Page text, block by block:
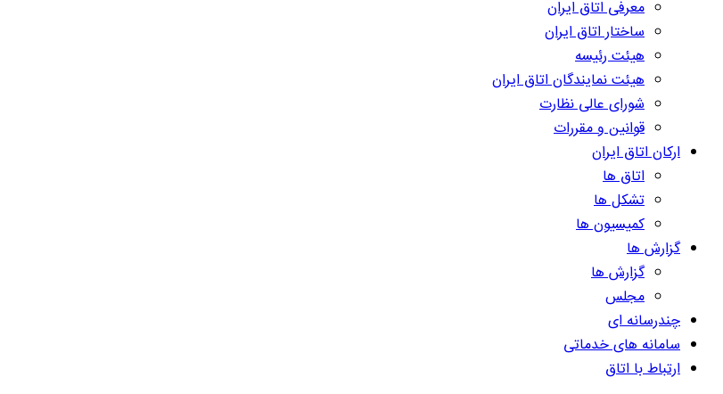
معرفی اتاق ایران
ساختار اتاق ایران
هیئت رئیسه
هیئت نمایندگان اتاق ایران
شورای عالی نظارت
قوانین و مقررات
ارکان اتاق ایران
اتاق ها
تشکل ها
کمیسیون ها
گزارش ها
گزارش ها
مجلس
چندرسانه ای
سامانه های خدماتی
ارتباط با اتاق